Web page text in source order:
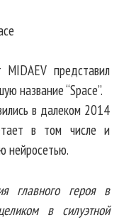
представил
название “Space”.
в далеком 2014
в том числе и
нейросетью.
главного героя в
в силуэтной